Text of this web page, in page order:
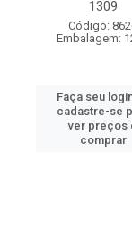
1309
Código:
Embalagem:
Faça seu
cadastre-se
ver preços
comprar